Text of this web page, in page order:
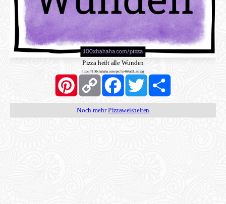
Pizza heilt alle Wunden
https://100xhahaha.com/pic!1e464a63_ss.jpg
PinterestCopy
Link
FacebookTwitter Share
Noch mehrPizzaweisheiten